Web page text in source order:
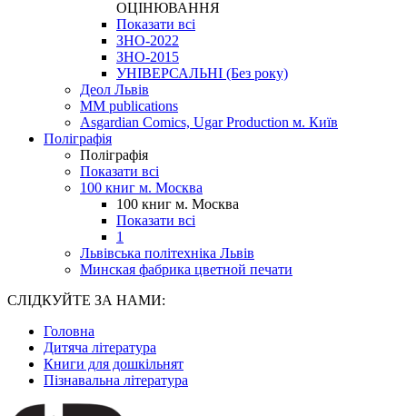
ОЦІНЮВАННЯ
Показати всі
ЗНО-2022
ЗНО-2015
УНІВЕРСАЛЬНІ (Без року)
Деол Львів
MM publications
Asgardian Comics, Ugar Production м. Київ
Поліграфія
Поліграфія
Показати всі
100 книг м. Москва
100 книг м. Москва
Показати всі
1
Львівська політехніка Львів
Минская фабрика цветной печати
СЛІДКУЙТЕ ЗА НАМИ:
Головна
Дитяча література
Книги для дошкільнят
Пізнавальна література